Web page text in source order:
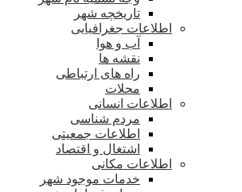
تاریخچه شهر
اطلاعات جغرافیایی
آب و هوا
نقشه ها
راه های ارتباطی
محلات
اطلاعات انسانی
مردم شناسی
اطلاعات جمعیتی
اشتغال و اقتصاد
اطلاعات مکانی
خدمات موجود شهر